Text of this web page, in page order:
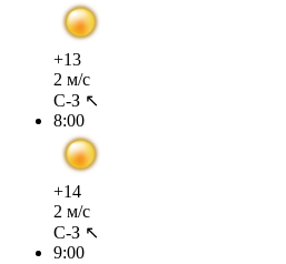
+13
2 м/с
С-З ↖
8:00
+14
2 м/с
С-З ↖
9:00